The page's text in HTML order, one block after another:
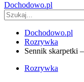
Dochodowo.pl
Dochodowo.pl
Rozrywka
Sennik skarpetki
Rozrywka